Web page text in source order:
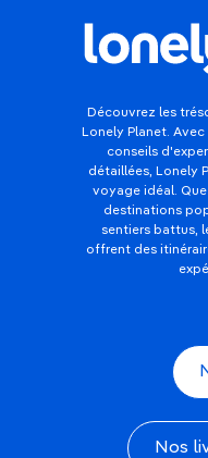
Découvrez les
Lonely Planet.
conseils
détaillées, Lonely
voyage idéal.
destinations
sentiers battus,
offrent des
Nos